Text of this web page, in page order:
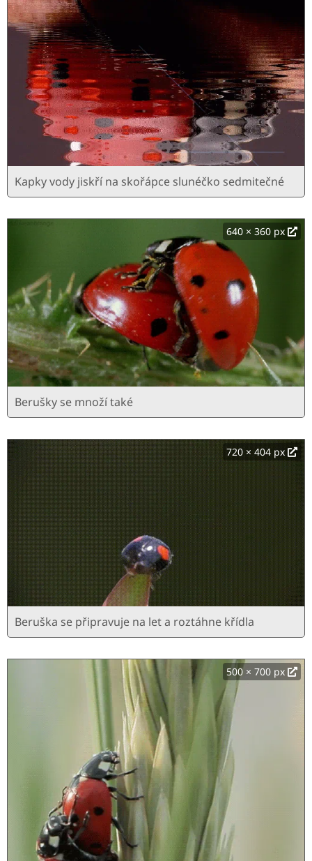
Kapky vody jiskří na skořápce slunéčko sedmitečné
640 × 360 px
Berušky se množí také
720 × 404 px
Beruška se připravuje na let a roztáhne křídla
500 × 700 px